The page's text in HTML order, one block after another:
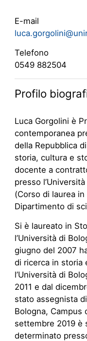
E-mail
Telefono
0549 882504
Profilo
Luca Gorgolini è
contemporanea
della Repubblica
storia, cultura e
docente a
presso
(Corso di laurea
Dipartimento di
Si è laureato in
l’Università di
giugno del 2007
di ricerca in storia
l’Università di
2011 e dal
stato assegnista
Bologna, Campus
settembre 2019 è
determinato